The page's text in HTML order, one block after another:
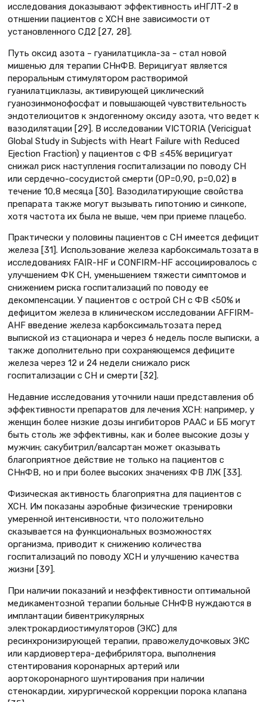
исследования доказывают эффективность иНГЛТ-2 в
отншении пациентов с ХСН вне зависимости от
установленного СД2 [27, 28].
Путь оксид азота – гуанилатцикла-за – стал новой
мишенью для терапии СНнФВ. Верицигуат является
пероральным стимулятором растворимой
гуанилатциклазы, активирующей циклический
гуанозинмонофосфат и повышающей чувствительность
эндотелиоцитов к эндогенному оксиду азота, что ведет к
вазодилятации [29]. В исследовании VICTORIA (Vericiguat
Global Study in Subjects with Heart Failure with Reduced
Ejection Fraction) у пациентов с ФВ ≤45% верицигуат
снижал риск наступления госпитализации по поводу СН
или сердечно-сосудистой смерти (ОР=0,90, p=0,02) в
течение 10,8 месяца [30]. Вазодилатирующие свойства
препарата также могут вызывать гипотонию и синкопе,
хотя частота их была не выше, чем при приеме плацебо.
Практически у половины пациентов с СН имеется дефицит
железа [31]. Использование железа карбоксимальтозата в
исследованиях FAIR-HF и CONFIRM-HF ассоциировалось с
улучшением ФК СН, уменьшением тяжести симптомов и
снижением риска госпитализаций по поводу ее
декомпенсации. У пациентов с острой СН с ФВ <50% и
дефицитом железа в клиническом исследовании AFFIRM-
AHF введение железа карбоксимальтозата перед
выпиской из стационара и через 6 недель после выписки, а
также дополнительно при сохраняющемся дефиците
железа через 12 и 24 недели снижало риск
госпитализации с СН и смерти [32].
Недавние исследования уточнили наши представления об
эффективности препаратов для лечения ХСН: например, у
женщин более низкие дозы ингибиторов РААС и ББ могут
быть столь же эффективны, как и более высокие дозы у
мужчин; сакубитрил/валсартан может оказывать
благоприятное действие не только на пациентов с
СНнФВ, но и при более высоких значениях ФВ ЛЖ [33].
Физическая активность благоприятна для пациентов с
ХСН. Им показаны аэробные физические тренировки
умеренной интенсивности, что положительно
сказывается на функциональных возможностях
организма, приводит к снижению количества
госпитализаций по поводу ХСН и улучшению качества
жизни [39].
При наличии показаний и неэффективности оптимальной
медикаментозной терапии больные СНнФВ нуждаются в
имплантации бивентрикулярных
электрокардиостимуляторов (ЭКС) для
ресинхронизирующей терапии, правожелудочковых ЭКС
или кардиовертера-дефибрилятора, выполнения
стентирования коронарных артерий или
аортокоронарного шунтирования при наличии
стенокардии, хирургической коррекции порока клапана